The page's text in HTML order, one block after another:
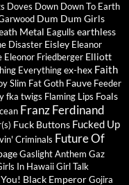
Doves Down Down To Earth
Dum Dum Girls
Metal Eagulls earthless
Disaster Eisley Eleanor
Eleonor Friedberger Elliott
Everythingex-hex Faith
Slim Fat Goth Fauve Feeder
fka twigs Flaming Lips Foals
Franz Ferdinand
Fuck Buttons Fucked Up
Criminals Future Of
Gaslight Anthem Gaz
In HawaiiGirl Talk
Black EmperorGojira